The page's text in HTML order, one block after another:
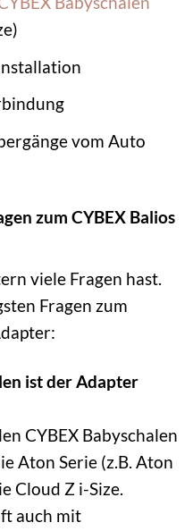
vom Auto
zum CYBEX Balios
viele Fragen hast.
Fragen zum
ist der Adapter
CYBEX Babyschalen
Aton Serie (z.B. Aton
Cloud Z i-Size.
auch mit